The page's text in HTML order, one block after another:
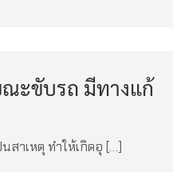
ะขับรถ มีทางแก้
าเหตุ ทำให้เกิดอุ […]